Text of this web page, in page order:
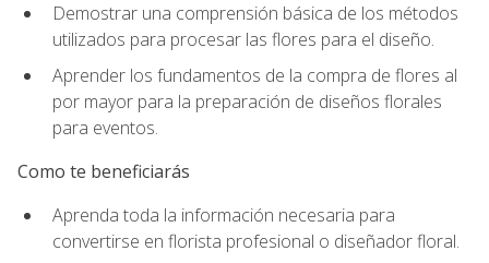
Demostrar una comprensión básica de los métodos
utilizados para procesar las flores para el diseño.
Aprender los fundamentos de la compra de flores al
por mayor para la preparación de diseños florales
para eventos.
Como te beneficiarás
Aprenda toda la información necesaria para
convertirse en florista profesional o diseñador floral.